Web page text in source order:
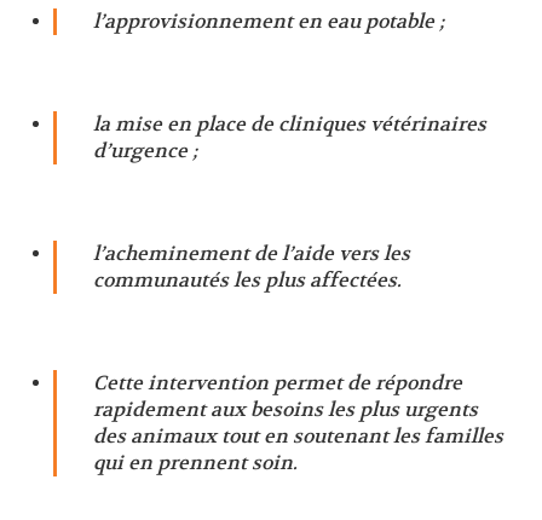
l’approvisionnement en eau potable ;
la mise en place de cliniques vétérinaires
d’urgence ;
l’acheminement de l’aide vers les
communautés les plus affectées.
Cette intervention permet de répondre
rapidement aux besoins les plus urgents
des animaux tout en soutenant les familles
qui en prennent soin.